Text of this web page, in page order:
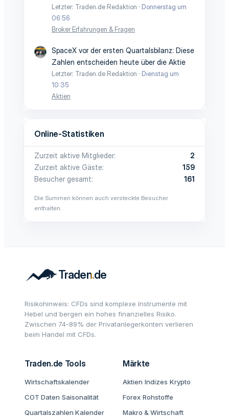
Letzter: Traden.de Redaktion
Donnerstag um
06:56
Broker Erfahrungen & Fragen
SpaceX vor der ersten Quartalsbilanz: Diese
Zahlen entscheiden heute über die Aktie
Letzter: Traden.de Redaktion
Dienstag um
10:35
Aktien
Online-Statistiken
Zurzeit aktive Mitglieder
2
Zurzeit aktive Gäste
159
Besucher gesamt
161
Die Summen können auch versteckte Besucher
enthalten.
Risikohinweis: CFDs sind komplexe Instrumente mit
Hebel und bergen ein hohes finanzielles Risiko.
Zwischen 74-89% der Privatanlegerkonten verlieren
beim Handel mit CFDs.
Traden.de Tools
Wirtschaftskalender
COT Daten Saisonalität
Quartalszahlen Kalender
Märkte
Aktien Indizes Krypto
Forex Rohstoffe
Makro & Wirtschaft